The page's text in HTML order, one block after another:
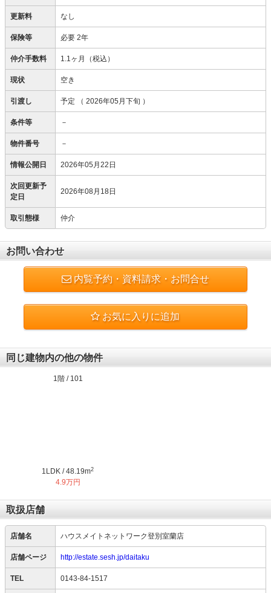
更新料 なし
保険等 必要 2年
仲介手数料 1.1ヶ月（税込）
現状 空き
引渡し 予定 （ 2026年05月下旬 ）
条件等 －
物件番号 －
情報公開日 2026年05月22日
次回更新予
定日
2026年08月18日
取引態様 仲介
お問い合わせ
内覧予約・資料請求・お問合せ
お気に入りに追加
同じ建物内の他の物件
1階 / 101
1LDK / 48.19m2
4.9万円
取扱店舗
店舗名 ハウスメイトネットワーク登別室蘭店
店舗ページ http://estate.sesh.jp/daitaku
TEL 0143-84-1517